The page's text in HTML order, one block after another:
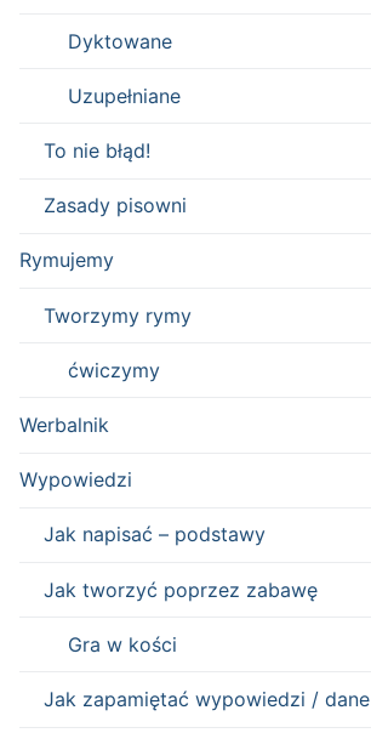
Dyktowane
Uzupełniane
To nie błąd!
Zasady pisowni
Rymujemy
Tworzymy rymy
ćwiczymy
Werbalnik
Wypowiedzi
Jak napisać – podstawy
Jak tworzyć poprzez zabawę
Gra w kości
Jak zapamiętać wypowiedzi / dane